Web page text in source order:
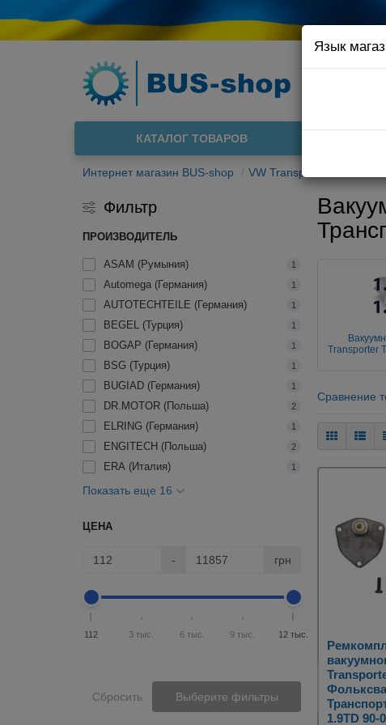
КАТАЛОГ ТОВАРОВ
Интернет магазин BUS-shop VW Transporter T4 90-03
Фильтр
ПРОИЗВОДИТЕЛЬ
ASAM (Румыния) 1
Automega (Германия) 1
AUTOTECHTEILE (Германия) 1
BEGEL (Турция) 1
BOGAP (Германия) 1
BSG (Турция) 1
BUGIAD (Германия) 1
DR.MOTOR (Польша) 2
ELRING (Германия) 1
ENGITECH (Польша) 2
ERA (Италия) 1
Показать еще 16
ЦЕНА
- грн
112 3 тыс. 6 тыс. 9 тыс. 12 тыс.
Сбросить Выберите фильтры
Язык
Transporter
Сравнение
1.9TD 90-